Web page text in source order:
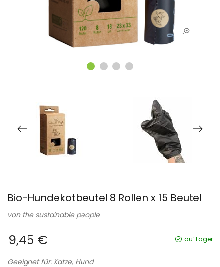
Bio-Hundekotbeutel 8 Rollen x 15 Beutel
von the sustainable people
9,45 € auf Lager
Geeignet für: Katze, Hund